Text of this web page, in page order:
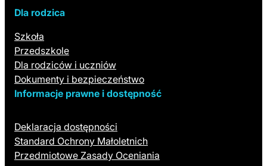
Dla rodzica
Szkoła
Przedszkole
Dla rodziców i uczniów
Dokumenty i bezpieczeństwo
Informacje prawne i dostępność
Deklaracja dostępności
Standard Ochrony Małoletnich
Przedmiotowe Zasady Oceniania